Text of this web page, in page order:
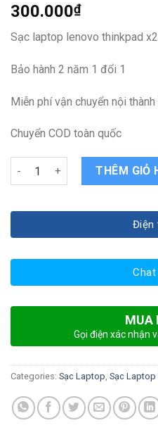
300.000₫
Sạc laptop lenovo thinkpad
Bảo hành 2 năm 1 đổi 1
Miễn phí vận chuyển nội thành
Chuyển COD toàn quốc
Sạc laptop lenovo thinkpad
THÊM GIỎ
Điện
MUA
Gọi điện xác nhận
Categories: Sạc Laptop, Sạc Laptop